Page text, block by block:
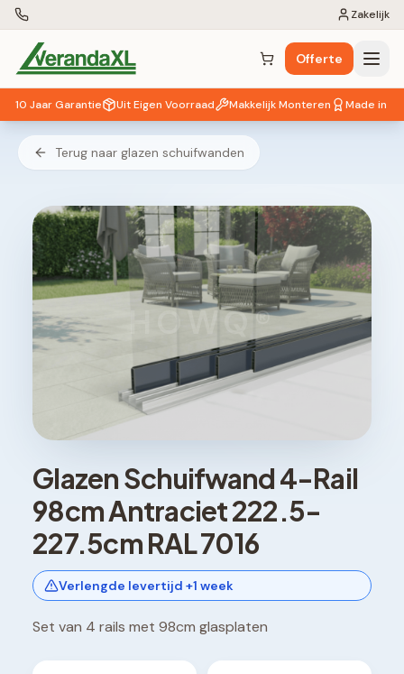
Zakelijk
Winkelwagen ( 0 items)
Offerte
10 Jaar Garantie Uit Eigen Voorraad Makkelijk Monteren Made in EU
Terug naar glazen schuifwanden
HOWQ®
Glazen Schuifwand 4-Rail
98cm Antraciet 222.5-
227.5cm RAL 7016
Verlengde levertijd +1 week
Set van 4 rails met 98cm glasplaten